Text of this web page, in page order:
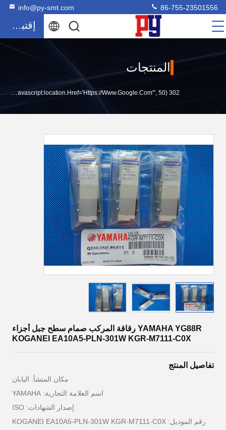
info@py-smt.com 86-755-23501556
إقتباس
المنتجات
YAMAHA YG88R رقاقة المركب صمام سطح جبل أجزاء
KOGANEI EA10A5-PLN-301W KGR-M7111-C0X
تفاصيل المنتج
مكان المنشأ: اليابان
اسم العلامة التجارية: YAMAHA
إصدار الشهادات: ISO
رقم الموديل: KOGANEI EA10A5-PLN-301W KGR-M7111-C0X